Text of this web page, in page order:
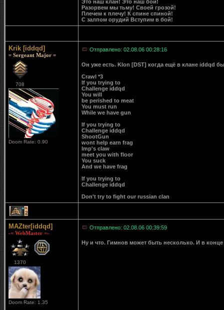
Это наш клан! Это наш бой!
Разорвем мы тьму! Своей грозой!
Плечем к плечу! К спине спиной!
С залпом орудий Вступим в бой!
Krik [iddqd]
= Sergeant Major =
708
Doom Rate: 0.90
Отправлено: 02.08.06 00:28:16
Он уже есть. Klon [DST] когда ещё в клане iddqd
Crawl *3
If you trying to
Challenge iddqd
You will
be perished to meat
You must run
While we have gun
If you trying to
Challenge iddqd
ShootGun
wont help earn frag
Imp's claw
meet you with floor
You suck
And we have frag
If you trying to
Challenge iddqd
Don't try to fight our russian clan
2
MAZter[iddqd]
-= WebMaster =-
1370
Doom Rate: 1.35
Отправлено: 02.08.06 00:39:59
Ну и что. Гимнов может быть несколько. И в